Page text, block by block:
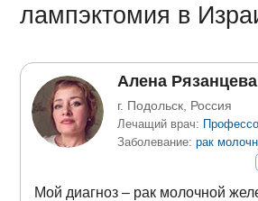
лампэктомия в
Алена Рязанцева
г. Подольск, Россия
Лечащий врач:
Заболевание:рак
Мой диагноз – рак молочной